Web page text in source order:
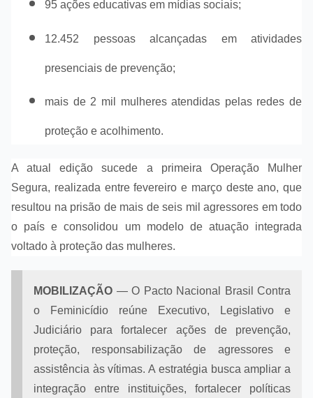
95 ações educativas em mídias sociais;
12.452 pessoas alcançadas em atividades
presenciais de prevenção;
mais de 2 mil mulheres atendidas pelas redes de
proteção e acolhimento.
A atual edição sucede a primeira Operação Mulher
Segura, realizada entre fevereiro e março deste ano, que
resultou na prisão de mais de seis mil agressores em todo
o país e consolidou um modelo de atuação integrada
voltado à proteção das mulheres.
MOBILIZAÇÃO — O Pacto Nacional Brasil Contra
o Feminicídio reúne Executivo, Legislativo e
Judiciário para fortalecer ações de prevenção,
proteção, responsabilização de agressores e
assistência às vítimas. A estratégia busca ampliar a
integração entre instituições, fortalecer políticas